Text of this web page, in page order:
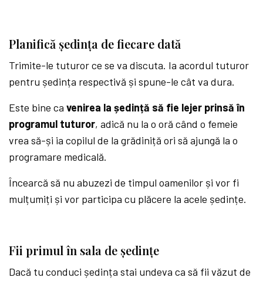
Planifică ședința de fiecare dată
Trimite-le tuturor ce se va discuta. Ia acordul tuturor
pentru ședința respectivă și spune-le cât va dura.
Este bine cavenirea la ședință să fie lejer prinsă în
programul tuturor, adică nu la o oră când o femeie
vrea să-și ia copilul de la grădiniță ori să ajungă la o
programare medicală.
Încearcă să nu abuzezi de timpul oamenilor și vor fi
mulțumiți și vor participa cu plăcere la acele ședințe.
Fii primul în sala de ședințe
Dacă tu conduci ședința stai undeva ca să fii văzut de